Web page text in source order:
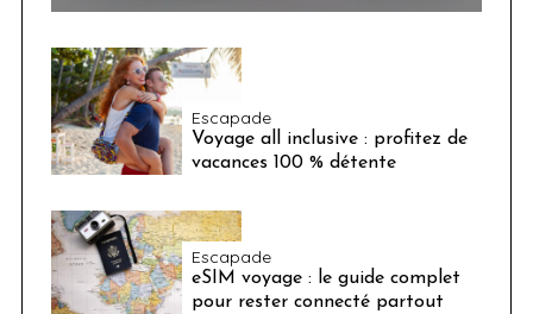
Escapade
Voyage all inclusive : profitez de
vacances 100 % détente
Escapade
eSIM voyage : le guide complet
pour rester connecté partout